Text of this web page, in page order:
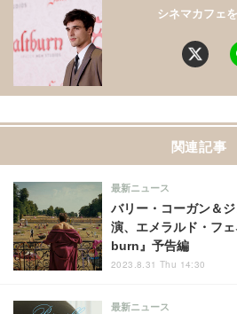
シネマカフェ
関連記事
バリー・コーガン＆
演、エメラルド・フ
burn』予告編
最新ニュース
2023.8.31 Thu 14:30
最新ニュース